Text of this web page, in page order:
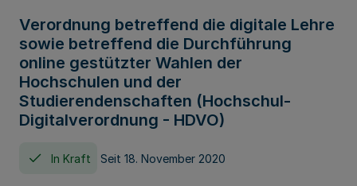
Verordnung betreffend die digitale Lehre
sowie betreffend die Durchführung
online gestützter Wahlen der
Hochschulen und der
Studierendenschaften (Hochschul-
Digitalverordnung - HDVO)
In Kraft Seit 18. November 2020